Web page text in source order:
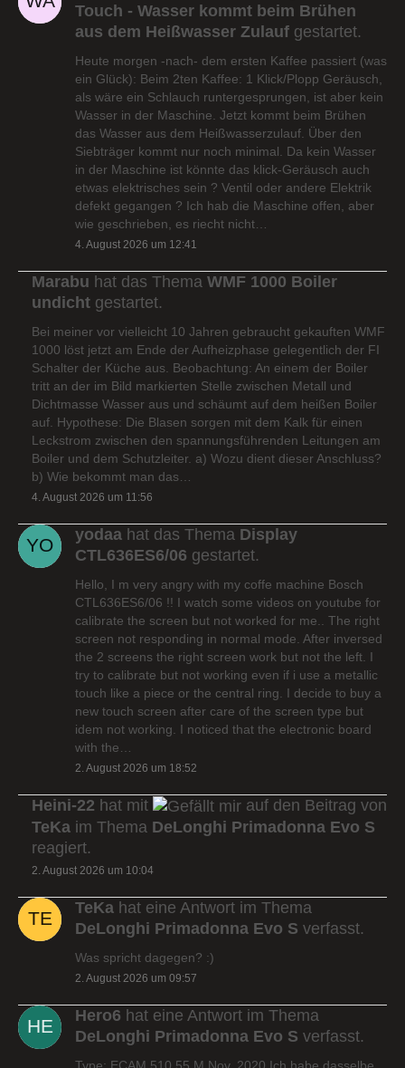
Touch - Wasser kommt beim Brühen
aus dem Heißwasser Zulauf gestartet.
Heute morgen -nach- dem ersten Kaffee passiert (was
ein Glück): Beim 2ten Kaffee: 1 Klick/Plopp Geräusch,
als wäre ein Schlauch runtergesprungen, ist aber kein
Wasser in der Maschine. Jetzt kommt beim Brühen
das Wasser aus dem Heißwasserzulauf. Über den
Siebträger kommt nur noch minimal. Da kein Wasser
in der Maschine ist könnte das klick-Geräusch auch
etwas elektrisches sein ? Ventil oder andere Elektrik
defekt gegangen ? Ich hab die Maschine offen, aber
wie geschrieben, es riecht nicht…
4. August 2026 um 12:41
Marabu hat das Thema WMF 1000 Boiler
undicht gestartet.
Bei meiner vor vielleicht 10 Jahren gebraucht gekauften WMF
1000 löst jetzt am Ende der Aufheizphase gelegentlich der FI
Schalter der Küche aus. Beobachtung: An einem der Boiler
tritt an der im Bild markierten Stelle zwischen Metall und
Dichtmasse Wasser aus und schäumt auf dem heißen Boiler
auf. Hypothese: Die Blasen sorgen mit dem Kalk für einen
Leckstrom zwischen den spannungsführenden Leitungen am
Boiler und dem Schutzleiter. a) Wozu dient dieser Anschluss?
b) Wie bekommt man das…
4. August 2026 um 11:56
yodaa hat das Thema Display
CTL636ES6/06 gestartet.
Hello, I m very angry with my coffe machine Bosch
CTL636ES6/06 !! I watch some videos on youtube for
calibrate the screen but not worked for me.. The right
screen not responding in normal mode. After inversed
the 2 screens the right screen work but not the left. I
try to calibrate but not working even if i use a metallic
touch like a piece or the central ring. I decide to buy a
new touch screen after care of the screen type but
idem not working. I noticed that the electronic board
with the…
2. August 2026 um 18:52
Heini-22 hat mit
auf den Beitrag von
TeKa im Thema DeLonghi Primadonna Evo S
reagiert.
2. August 2026 um 10:04
TeKa hat eine Antwort im Thema
DeLonghi Primadonna Evo S verfasst.
Was spricht dagegen? :)
2. August 2026 um 09:57
Hero6 hat eine Antwort im Thema
DeLonghi Primadonna Evo S verfasst.
Type: ECAM 510.55.M Nov. 2020 Ich habe dasselbe